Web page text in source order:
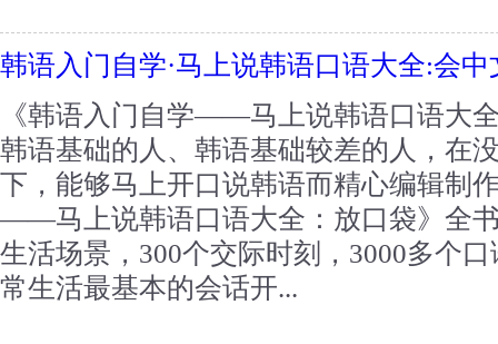
韩语入门自学·马上说韩语口语大全:会
《韩语入门自学——马上说韩语口语大
韩语基础的人、韩语基础较差的人，在
下，能够马上开口说韩语而精心编辑制
——马上说韩语口语大全：放口袋》全
生活场景，300个交际时刻，3000多个
常生活最基本的会话开...